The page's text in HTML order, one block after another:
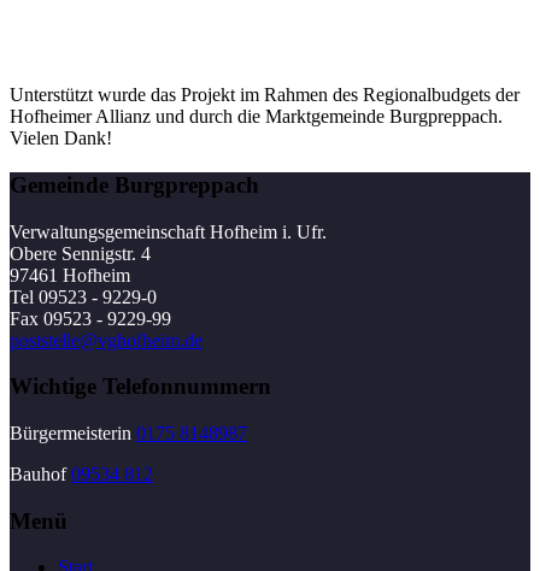
Unterstützt wurde das Projekt im Rahmen des Regionalbudgets der
Hofheimer Allianz und durch die Marktgemeinde Burgpreppach.
Vielen Dank!
Gemeinde Burgpreppach
Verwaltungsgemeinschaft Hofheim i. Ufr.
Obere Sennigstr. 4
97461 Hofheim
Tel 09523 - 9229-0
Fax 09523 - 9229-99
poststelle@vghofheim.de
Wichtige Telefonnummern
Bürgermeisterin 0175 8148987
Bauhof09534 812
Menü